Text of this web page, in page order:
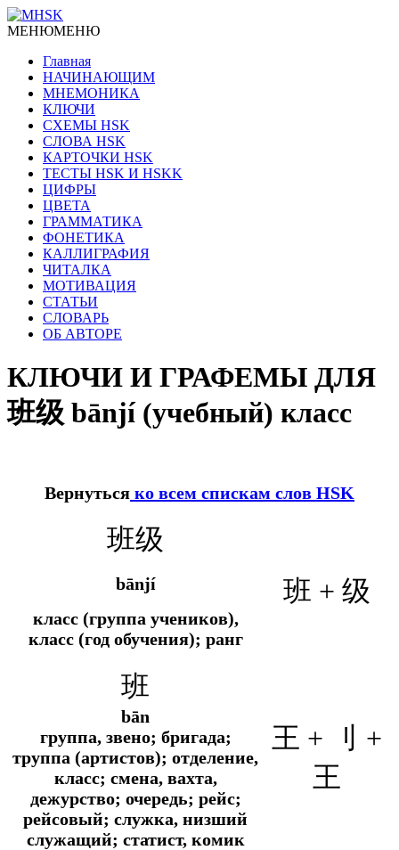
МЕНЮМЕНЮ
Главная
НАЧИНАЮЩИМ
МНЕМОНИКА
КЛЮЧИ
СХЕМЫ HSK
СЛОВА HSK
КАРТОЧКИ HSK
ТЕСТЫ HSK И HSKK
ЦИФРЫ
ЦВЕТА
ГРАММАТИКА
ФОНЕТИКА
КАЛЛИГРАФИЯ
ЧИТАЛКА
МОТИВАЦИЯ
СТАТЬИ
СЛОВАРЬ
ОБ АВТОРЕ
КЛЮЧИ И ГРАФЕМЫ ДЛЯ
班级 bānjí (учебный) класс
Вернуться ко всем спискам слов HSK
班级
bānjí
класс (группа учеников),
класс (год обучения); ранг
班 + 级
班
bān
группа, звено; бригада;
труппа (артистов); отделение,
класс; смена, вахта,
дежурство; очередь; рейс;
рейсовый; служка, низший
служащий; статист, комик
王 + 刂 +
王